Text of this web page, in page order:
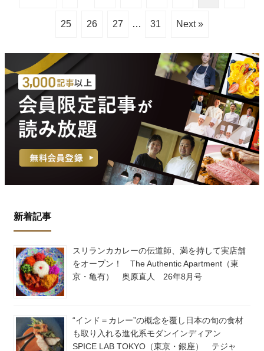
25 26 27 … 31 Next »
新着記事
スリランカカレーの伝道師、満を持して実店舗
をオープン！ The Authentic Apartment（東
京・亀有） 奥原直人 26年8月号
“インド＝カレー”の概念を覆し日本の旬の食材
も取り入れる進化系モダンインディアン
SPICE LAB TOKYO（東京・銀座） テジャ